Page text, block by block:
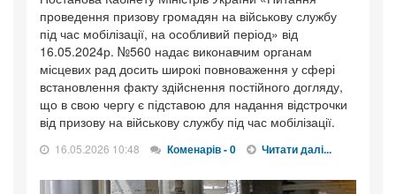
проведення призову громадян на військову службу
під час мобілізації, на особливий період» від
16.05.2024р. №560 надає виконавчим органам
місцевих рад досить широкі повноваження у сфері
встановлення факту здійснення постійного догляду,
що в свою чергу є підставою для надання відстрочки
від призову на військову службу під час мобілізації.
16.05.2026 10:48 Коменарів - 0 Читати далі...